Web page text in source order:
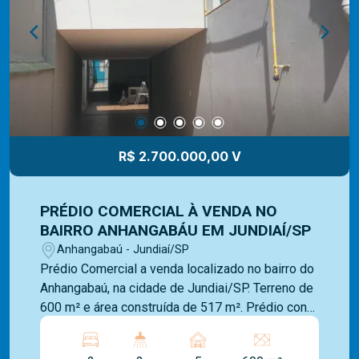
Mediterrâneo Imóveis é especializada e recebe
treinamento exclusivo para melhor te atender.
Ligue e solicite seu atendimento!
R$ 2.700.000,00 V
PRÉDIO COMERCIAL À VENDA NO
BAIRRO ANHANGABÁU EM JUNDIAÍ/SP
Anhangabaú - Jundiaí/SP
Prédio Comercial a venda localizado no bairro do
Anhangabaú, na cidade de Jundiai/SP. Terreno de
600 m² e área construída de 517 m². Prédio conta
com amplas salas, diversos banheiros, um
espaçoso salão e edícula nos fundos.